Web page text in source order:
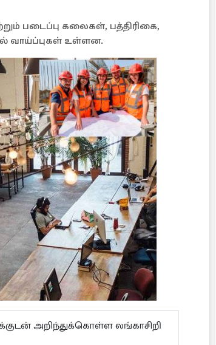
படைப்பு கலைகள், பத்திரிகை,
வாய்ப்புகள் உள்ளன.
அறிந்துக்கொள்ள லங்காசிறி